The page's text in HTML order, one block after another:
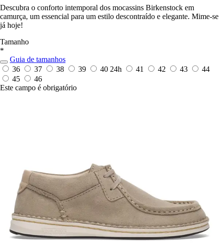
Descubra o conforto intemporal dos mocassins Birkenstock em
camurça, um essencial para um estilo descontraído e elegante. Mime-se
já hoje!
Tamanho
*
Guia de tamanhos
36
37 38 39 40 24h 41 42 43
44
45
46
Este campo é obrigatório